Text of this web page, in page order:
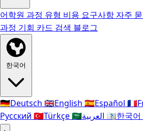
어학원 과정 유형 비용 요구사항 자주
과정 기회 카드 검색 블로그
한국어
🇩🇪Deutsch 🇬🇧English 🇪🇸Español 🇫🇷
Русский 🇹🇷Türkçe🇸🇦 🇰🇷한국어